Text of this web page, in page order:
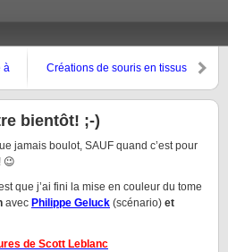
à
Créations de souris en tissus
bientôt! ;-)
jamais boulot, SAUF quand c’est pour
! 😉
que j’ai fini la mise en couleur du tome
avec Philippe Geluck (scénario) et
de Scott Leblanc